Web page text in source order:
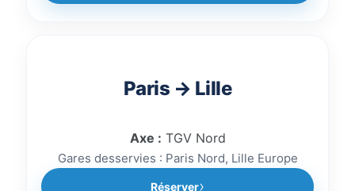
Paris → Lille
Axe : TGV Nord
Gares desservies : Paris Nord, Lille Europe
Réserver